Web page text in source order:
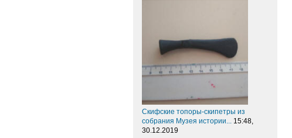
Скифские топоры-скипетры из
собрания Музея истории...
15:48,
30.12.2019